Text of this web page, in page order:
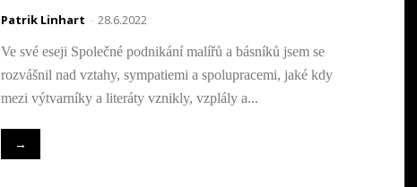
Patrik Linhart - 28.6.2022
Ve své eseji Společné podnikání malířů a básníků jsem se
rozvášnil nad vztahy, sympatiemi a spolupracemi, jaké kdy
mezi výtvarníky a literáty vznikly, vzplály a...
→